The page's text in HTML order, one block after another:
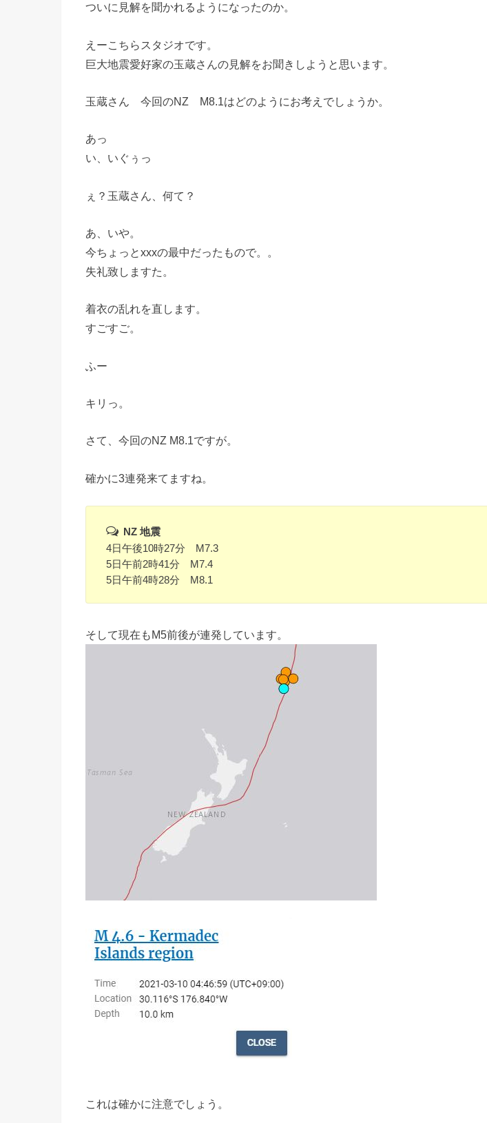
ついに見解を聞かれるようになったのか。
えーこちらスタジオです。
巨大地震愛好家の玉蔵さんの見解をお聞きしようと思います。
玉蔵さん 今回のNZ M8.1はどのようにお考えでしょうか。
あっ
い、いぐぅっ
ぇ？玉蔵さん、何て？
あ、いや。
今ちょっとxxxの最中だったもので。。
失礼致しますた。
着衣の乱れを直します。
すごすご。
ふー
キリっ。
さて、今回のNZ M8.1ですが。
確かに3連発来てますね。
NZ 地震
4日午後10時27分 M7.3
5日午前2時41分 M7.4
5日午前4時28分 M8.1
そして現在もM5前後が連発しています。
これは確かに注意でしょう。